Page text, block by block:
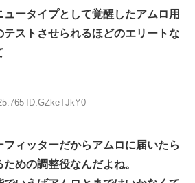
ータイプとして覚醒したアムロ用
テストさせられるほどのエリートな
ID:GZkeTJkY0
ィッターだからアムロに届いたら
めの調整役なんだよね。